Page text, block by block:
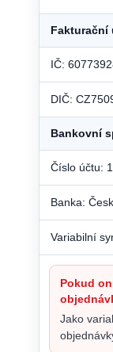
Fakturační
IČ:
DIČ:
Bankovní
Číslo účtu:
Banka:
Variabilní
Pokud
Jako